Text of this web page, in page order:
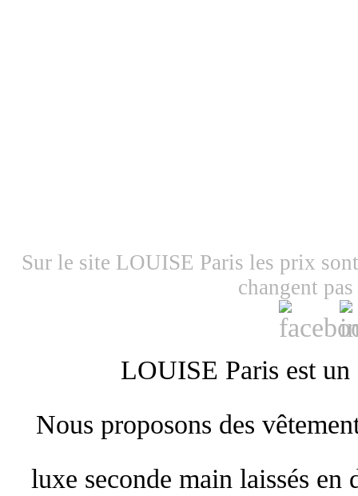
Sur le site LOUISE Paris les prix
changent
LOUISE Paris est
Nous proposons des
luxe seconde main laissés